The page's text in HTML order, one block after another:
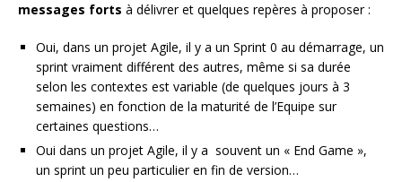
messages forts à délivrer et quelques repères à proposer :
Oui, dans un projet Agile, il y a un Sprint 0 au démarrage, un
sprint vraiment différent des autres, même si sa durée
selon les contextes est variable (de quelques jours à 3
semaines) en fonction de la maturité de l’Equipe sur
certaines questions…
Oui dans un projet Agile, il y a souvent un « End Game »,
un sprint un peu particulier en fin de version…